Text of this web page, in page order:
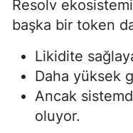
Resolv
başka bir token
Likidite
Daha yüksek
Ancak
oluyor.